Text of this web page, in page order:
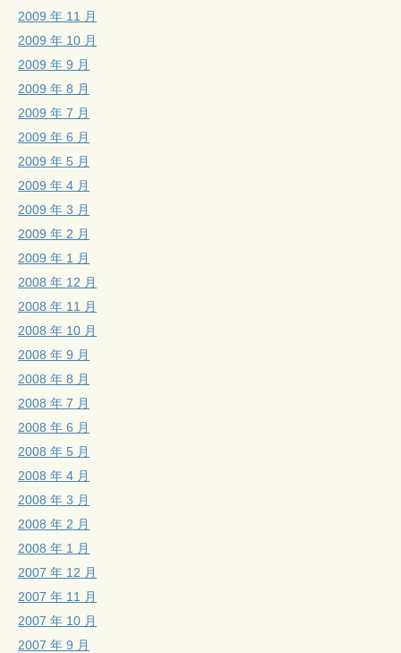
2009 年 11 月
2009 年 10 月
2009 年 9 月
2009 年 8 月
2009 年 7 月
2009 年 6 月
2009 年 5 月
2009 年 4 月
2009 年 3 月
2009 年 2 月
2009 年 1 月
2008 年 12 月
2008 年 11 月
2008 年 10 月
2008 年 9 月
2008 年 8 月
2008 年 7 月
2008 年 6 月
2008 年 5 月
2008 年 4 月
2008 年 3 月
2008 年 2 月
2008 年 1 月
2007 年 12 月
2007 年 11 月
2007 年 10 月
2007 年 9 月